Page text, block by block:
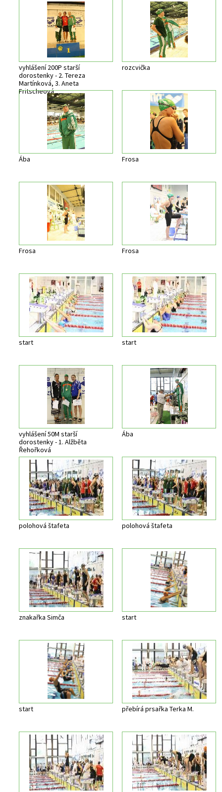
vyhlášení 200P starší
dorostenky - 2. Tereza
Martínková, 3. Aneta
Fritscheová
rozcvička
Ába Frosa
Frosa Frosa
start start
vyhlášení 50M starší
dorostenky - 1. Alžběta
Řehořková
Ába
polohová štafeta polohová štafeta
znakařka Simča start
start přebírá prsařka Terka M.